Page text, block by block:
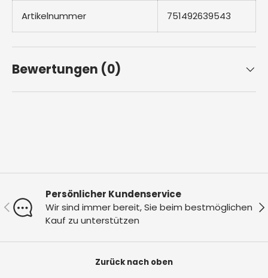
Artikelnummer 751492639543
Bewertungen (0)
Vorherige
Persönlicher Kundenservice
Wir sind immer bereit, Sie beim bestmöglichen
Kauf zu unterstützen
Zurück nach oben